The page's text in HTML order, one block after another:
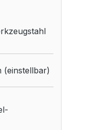
(einstellbar)